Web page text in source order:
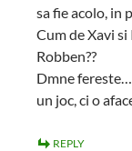
sa fie acolo, in
Cum de Xavi
Robben??
Dmne
un joc, ci o
REPLY